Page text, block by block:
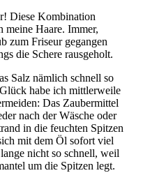
Diese Kombination
meine Haare. Immer,
zum Friseur gegangen
die Schere rausgeholt.
Salz nämlich schnell so
habe ich mittlerweile
Das Zaubermittel
nach der Wäsche oder
in die feuchten Spitzen
mit dem Öl sofort viel
nicht so schnell, weil
um die Spitzen legt.